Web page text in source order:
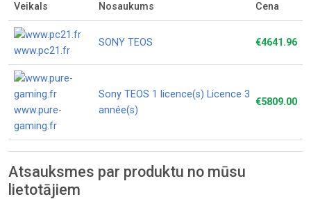
Veikals Nosaukums Cena
www.pc21.fr
SONY TEOS €4641.96
www.pure-
gaming.fr
Sony TEOS 1 licence(s) Licence 3
année(s)
€5809.00
Atsauksmes par produktu no mūsu
lietotājiem